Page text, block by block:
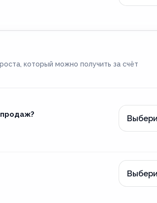
который можно получить за счёт
продаж?